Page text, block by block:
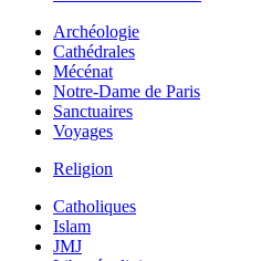
Archéologie
Cathédrales
Mécénat
Notre-Dame de Paris
Sanctuaires
Voyages
Religion
Catholiques
Islam
JMJ